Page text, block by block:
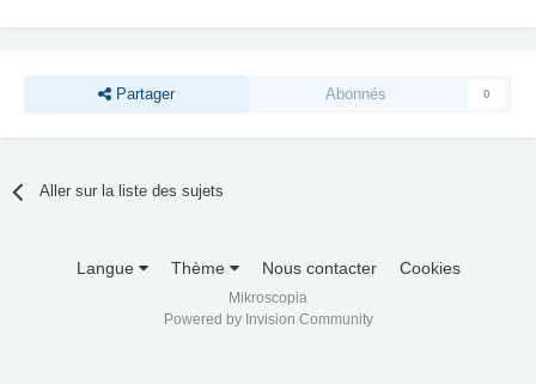
Partager Abonnés 0
Aller sur la liste des sujets
Langue Thème Nous contacter Cookies
Mikroscopia
Powered by Invision Community